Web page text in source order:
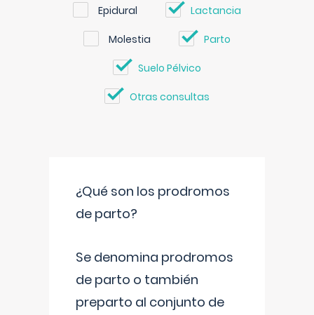
Epidural Lactancia
Molestia Parto
Suelo Pélvico
Otras consultas
¿Qué son los prodromos
de parto?
Se denomina prodromos
de parto o también
preparto al conjunto de